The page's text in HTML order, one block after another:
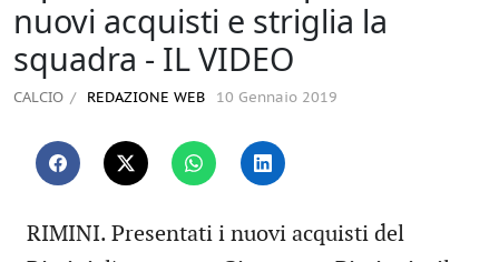
nuovi acquisti e striglia la
squadra - IL VIDEO
CALCIO REDAZIONE WEB 10 Gennaio 2019
RIMINI. Presentati i nuovi acquisti del